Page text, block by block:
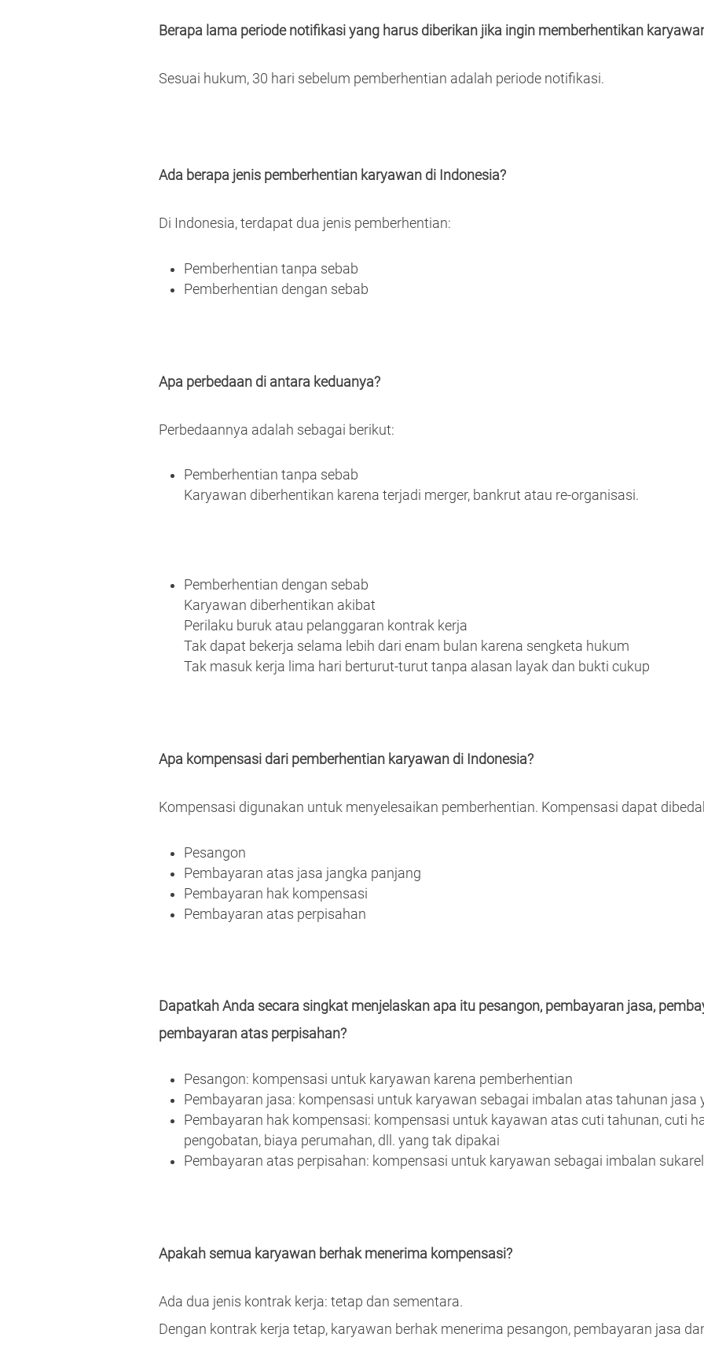
Berapa lama periode notifikasi yang harus diberikan jika ingin memberhentikan
Sesuai hukum, 30 hari sebelum pemberhentian adalah periode notifikasi.
Ada berapa jenis pemberhentian karyawan di Indonesia?
Di Indonesia, terdapat dua jenis pemberhentian:
Pemberhentian tanpa sebab
Pemberhentian dengan sebab
Apa perbedaan di antara keduanya?
Perbedaannya adalah sebagai berikut:
Pemberhentian tanpa sebab
Karyawan diberhentikan karena terjadi merger, bankrut atau re-organisasi.
Pemberhentian dengan sebab
Karyawan diberhentikan akibat
Perilaku buruk atau pelanggaran kontrak kerja
Tak dapat bekerja selama lebih dari enam bulan karena sengketa hukum
Tak masuk kerja lima hari berturut-turut tanpa alasan layak dan bukti cukup
Apa kompensasi dari pemberhentian karyawan di Indonesia?
Kompensasi digunakan untuk menyelesaikan pemberhentian. Kompensasi dapat
Pesangon
Pembayaran atas jasa jangka panjang
Pembayaran hak kompensasi
Pembayaran atas perpisahan
Dapatkah Anda secara singkat menjelaskan apa itu pesangon, pembayaran jasa,
pembayaran atas perpisahan?
Pesangon: kompensasi untuk karyawan karena pemberhentian
Pembayaran jasa: kompensasi untuk karyawan sebagai imbalan atas tahunan jasa
Pembayaran hak kompensasi: kompensasi untuk kayawan atas cuti tahunan, cuti
pengobatan, biaya perumahan, dll. yang tak dipakai
Pembayaran atas perpisahan: kompensasi untuk karyawan sebagai imbalan
Apakah semua karyawan berhak menerima kompensasi?
Ada dua jenis kontrak kerja: tetap dan sementara.
Dengan kontrak kerja tetap, karyawan berhak menerima pesangon, pembayaran jasa